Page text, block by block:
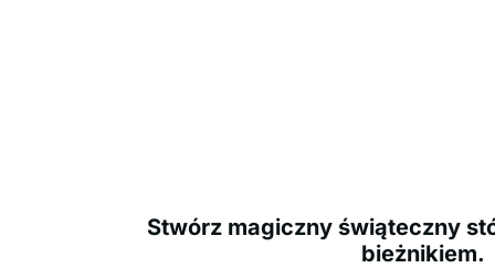
Stwórz magiczny świąteczny
bieżnikiem.